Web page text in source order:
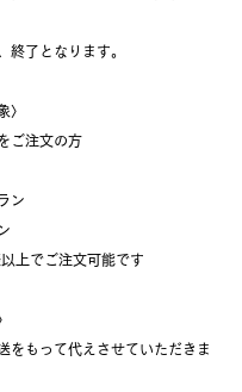
終了となります。
〉
ご注文の方
ン
上でご注文可能です
をもって代えさせていただきま